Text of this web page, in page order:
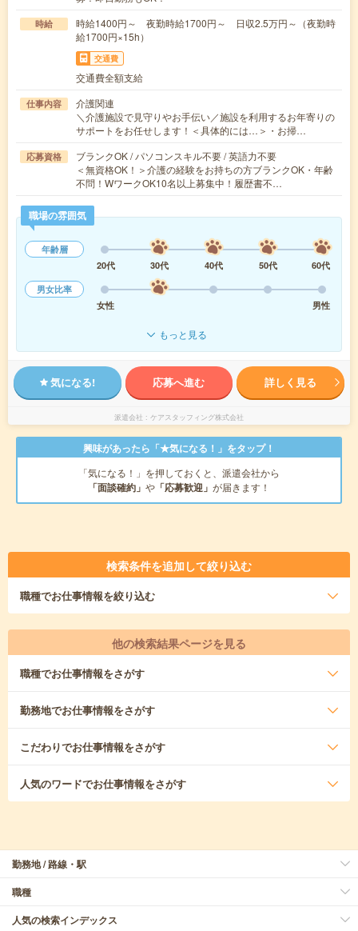
時給
時給1400円～ 夜勤時給1700円～ 日収2.5万円～（夜勤時
給1700円×15h）
交通費
交通費全額支給
仕事内容
介護関連
＼介護施設で見守りやお手伝い／施設を利用するお年寄りの
サポートをお任せします！＜具体的には…＞・お掃…
応募資格
ブランクOK / パソコンスキル不要 / 英語力不要
＜無資格OK！＞介護の経験をお持ちの方ブランクOK・年齢
不問！WワークOK10名以上募集中！履歴書不…
職場の雰囲気
年齢層
20代
30代 40代 50代
60代
男女比率
女性
男性
もっと見る
気になる! 応募へ進む 詳しく見る
派遣会社 ケアスタッフィング株式会社
興味があったら「★気になる！」をタップ！
「気になる！」を押しておくと、派遣会社から
「面談確約」 や 「応募歓迎」 が届きます！
検索条件を追加して絞り込む
職種でお仕事情報を絞り込む
他の検索結果ページを見る
職種でお仕事情報をさがす
勤務地でお仕事情報をさがす
こだわりでお仕事情報をさがす
人気のワードでお仕事情報をさがす
勤務地 / 路線・駅
職種
人気の検索インデックス